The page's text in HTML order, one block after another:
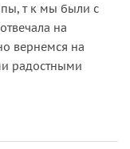
т к мы были с
на
вернемся на
радостными